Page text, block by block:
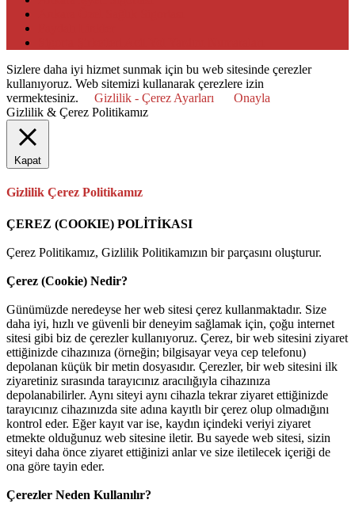
Sizlere daha iyi hizmet sunmak için bu web sitesinde çerezler
kullanıyoruz. Web sitemizi kullanarak çerezlere izin
vermektesiniz.
Gizlilik - Çerez Ayarları
Onayla
Gizlilik & Çerez Politikamız
Kapat
Gizlilik Çerez Politikamız
ÇEREZ (COOKIE) POLİTİKASI
Çerez Politikamız, Gizlilik Politikamızın bir parçasını oluşturur.
Çerez (Cookie) Nedir?
Günümüzde neredeyse her web sitesi çerez kullanmaktadır. Size
daha iyi, hızlı ve güvenli bir deneyim sağlamak için, çoğu internet
sitesi gibi biz de çerezler kullanıyoruz. Çerez, bir web sitesini ziyaret
ettiğinizde cihazınıza (örneğin; bilgisayar veya cep telefonu)
depolanan küçük bir metin dosyasıdır. Çerezler, bir web sitesini ilk
ziyaretiniz sırasında tarayıcınız aracılığıyla cihazınıza
depolanabilirler. Aynı siteyi aynı cihazla tekrar ziyaret ettiğinizde
tarayıcınız cihazınızda site adına kayıtlı bir çerez olup olmadığını
kontrol eder. Eğer kayıt var ise, kaydın içindeki veriyi ziyaret
etmekte olduğunuz web sitesine iletir. Bu sayede web sitesi, sizin
siteyi daha önce ziyaret ettiğinizi anlar ve size iletilecek içeriği de
ona göre tayin eder.
Çerezler Neden Kullanılır?